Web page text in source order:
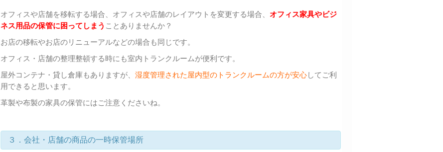
オフィスや店舗を移転する場合、オフィスや店舗のレイアウトを変更する場合、オフィス家具やビジ
ネス用品の保管に困ってしまう ことありませんか？
お店の移転やお店のリニューアルなどの場合も同じです。
オフィス・店舗の整理整頓する時にも室内トランクルームが便利です。
屋外コンテナ・貸し倉庫もありますが、湿度管理された屋内型のトランクルームの方が安心してご利
用できると思います。
革製や布製の家具の保管にはご注意くださいね。
３．会社・店舗の商品の一時保管場所